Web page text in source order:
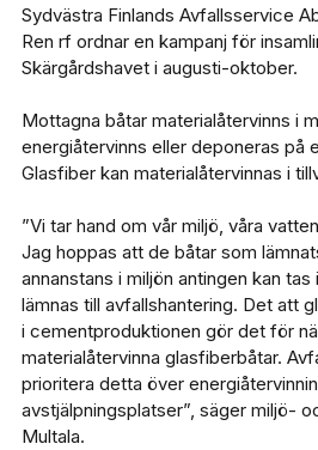
Sydvästra Finlands Avfallsservice
Ren rf ordnar en kampanj för
Skärgårdshavet i augusti-oktober.
Mottagna båtar materialåtervinns i
energiåtervinns eller deponeras på
Glasfiber kan materialåtervinnas i
”Vi tar hand om vår miljö, våra
Jag hoppas att de båtar som
annanstans i miljön antingen kan
lämnas till avfallshantering. Det att
i cementproduktionen gör det för
materialåtervinna glasfiberbåtar.
prioritera detta över
avstjälpningsplatser”, säger miljö-
Multala.